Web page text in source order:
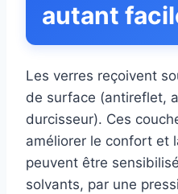
autant
Les verres reçoivent
de surface (antireflet,
durcisseur). Ces
améliorer le confort et
peuvent être
solvants, par une